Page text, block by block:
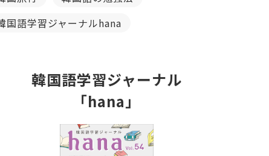
国語学習ジャーナルhana
韓国語学習ジャーナル
「hana」